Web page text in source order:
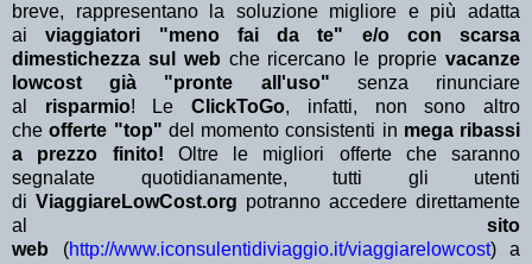
breve, rappresentano la soluzione migliore e più adatta
aiviaggiatori "meno fai da te" e/o con scarsa
dimestichezza sul web che ricercano le proprievacanze
lowcost già "pronte all'uso" senza rinunciare
al risparmio! LeClickToGo, infatti, non sono altro
cheofferte "top" del momento consistenti in mega ribassi
a prezzo finito! Oltre le migliori offerte che saranno
segnalate quotidianamente, tutti gli utenti
di ViaggiareLowCost.org potranno accedere direttamente
al sito
web (http://www.iconsulentidiviaggio.it/viaggiarelowcost) a